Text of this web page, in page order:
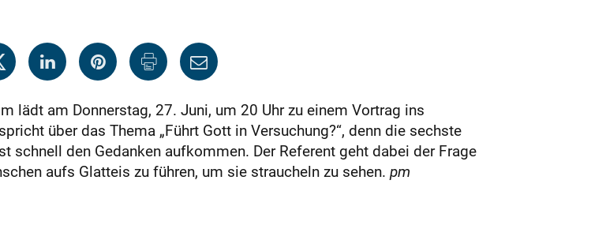
lädt am Donnerstag, 27. Juni, um 20 Uhr zu einem Vortrag ins
über das Thema „Führt Gott in Versuchung?“, denn die sechste
schnell den Gedanken aufkommen. Der Referent geht dabei der Frage
aufs Glatteis zu führen, um sie straucheln zu sehen. pm